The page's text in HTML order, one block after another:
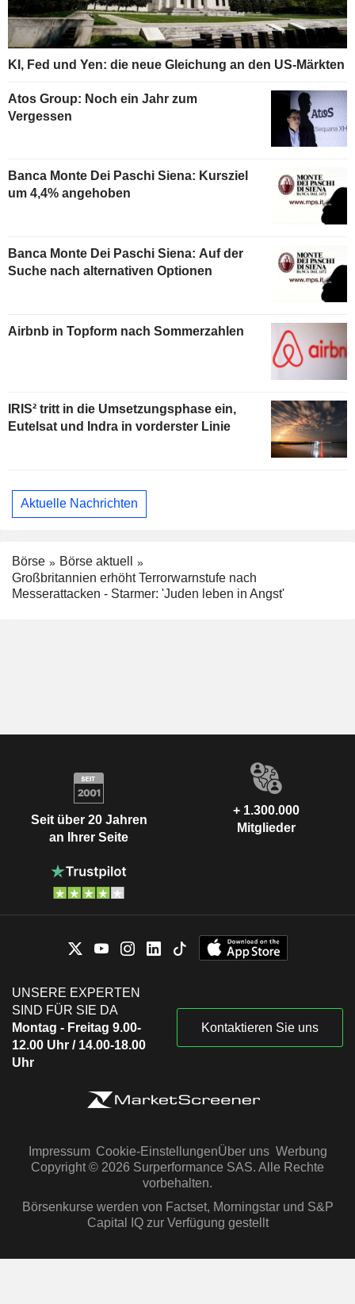
KI, Fed und Yen: die neue Gleichung an den US-Märkten
Atos Group: Noch ein Jahr zum
Vergessen
Banca Monte Dei Paschi Siena: Kursziel
um 4,4% angehoben
Banca Monte Dei Paschi Siena: Auf der
Suche nach alternativen Optionen
Airbnb in Topform nach Sommerzahlen
IRIS² tritt in die Umsetzungsphase ein,
Eutelsat und Indra in vorderster Linie
Aktuelle Nachrichten
Börse
Börse aktuell
Großbritannien erhöht Terrorwarnstufe nach
Messerattacken - Starmer: 'Juden leben in Angst'
Seit über 20 Jahren
an Ihrer Seite
+ 1.300.000
Mitglieder
UNSERE EXPERTEN
SIND FÜR SIE DA
Montag - Freitag 9.00-
12.00 Uhr / 14.00-18.00
Uhr
Kontaktieren Sie uns
Impressum Cookie-EinstellungenÜber uns Werbung
Copyright © 2026 Surperformance SAS. Alle Rechte
vorbehalten.
Börsenkurse werden von Factset, Morningstar und S&P
Capital IQ zur Verfügung gestellt